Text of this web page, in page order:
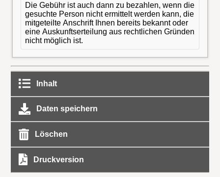
Die Gebühr ist auch dann zu bezahlen, wenn die
gesuchte Person nicht ermittelt werden kann, die
mitgeteilte Anschrift Ihnen bereits bekannt oder
eine Auskunftserteilung aus rechtlichen Gründen
nicht möglich ist.
Inhalt
Daten speichern
Löschen
Druckversion